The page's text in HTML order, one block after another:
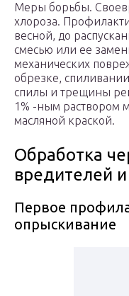
Меры борьбы.
хлороза.
весной, до
смесью или ее
механических
обрезке,
спилы и трещины
1% -ным раствором
масляной краской.
Обработка
вредителей
Первое
опрыскивание